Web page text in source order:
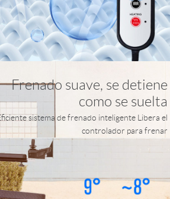
Frenado suave, se detiene
como se suelta
sistema de frenado inteligente Libera el
controlador para frenar